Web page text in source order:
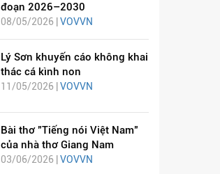
đoạn 2026–2030
08/05/2026 | VOVVN
Lý Sơn khuyến cáo không khai
thác cá kình non
11/05/2026 | VOVVN
Bài thơ "Tiếng nói Việt Nam"
của nhà thơ Giang Nam
03/06/2026 | VOVVN